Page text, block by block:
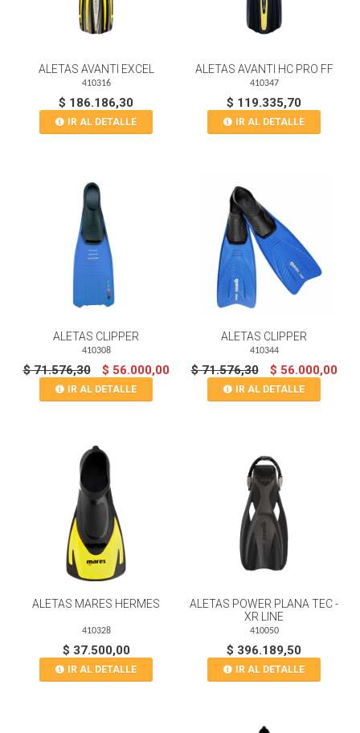
ALETAS AVANTI EXCEL
410316
$ 186.186,30
IR AL DETALLE
ALETAS AVANTI HC PRO FF
410347
$ 119.335,70
IR AL DETALLE
ALETAS CLIPPER
410308
$ 71.576,30 $ 56.000,00
IR AL DETALLE
ALETAS CLIPPER
410344
$ 71.576,30 $ 56.000,00
IR AL DETALLE
ALETAS MARES HERMES
410328
$ 37.500,00
IR AL DETALLE
ALETAS POWER PLANA TEC -
XR LINE
410050
$ 396.189,50
IR AL DETALLE